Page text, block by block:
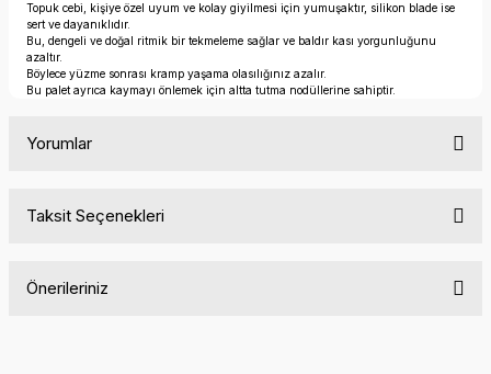
Topuk cebi, kişiye özel uyum ve kolay giyilmesi için yumuşaktır, silikon blade ise
sert ve dayanıklıdır.
Bu, dengeli ve doğal ritmik bir tekmeleme sağlar ve baldır kası yorgunluğunu
azaltır.
Böylece yüzme sonrası kramp yaşama olasılığınız azalır.
Bu palet ayrıca kaymayı önlemek için altta tutma nodüllerine sahiptir.
Yorumlar
Taksit Seçenekleri
Önerileriniz